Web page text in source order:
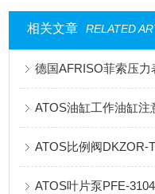
相关文章 RELATED
德国AFRISO菲索压力
ATOS油缸工作油缸注
ATOS比例阀DKZOR-
ATOS叶片泵PFE-